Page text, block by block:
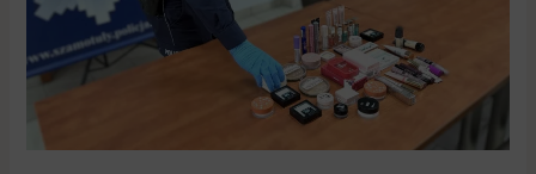
sprawa
trafiła
sądu